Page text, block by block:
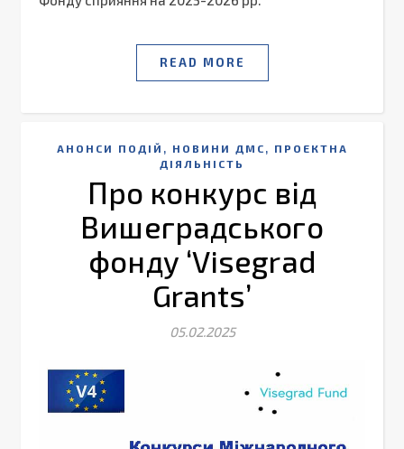
READ MORE
АНОНСИ ПОДІЙ , НОВИНИ ДМС , ПРОЕКТНА
ДІЯЛЬНІСТЬ
Про конкурс від
Вишеградського
фонду ‘Visegrad
Grants’
05.02.2025